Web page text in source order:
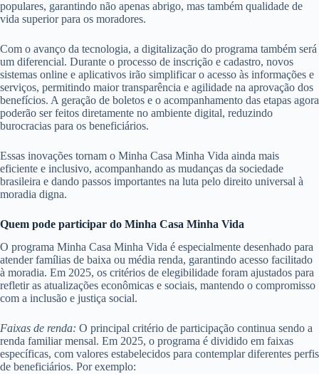
populares, garantindo não apenas abrigo, mas também qualidade de
vida superior para os moradores.
Com o avanço da tecnologia, a digitalização do programa também será
um diferencial. Durante o processo de inscrição e cadastro, novos
sistemas online e aplicativos irão simplificar o acesso às informações e
serviços, permitindo maior transparência e agilidade na aprovação dos
benefícios. A geração de boletos e o acompanhamento das etapas agora
poderão ser feitos diretamente no ambiente digital, reduzindo
burocracias para os beneficiários.
Essas inovações tornam o Minha Casa Minha Vida ainda mais
eficiente e inclusivo, acompanhando as mudanças da sociedade
brasileira e dando passos importantes na luta pelo direito universal à
moradia digna.
Quem pode participar do Minha Casa Minha Vida
O programa Minha Casa Minha Vida é especialmente desenhado para
atender famílias de baixa ou média renda, garantindo acesso facilitado
à moradia. Em 2025, os critérios de elegibilidade foram ajustados para
refletir as atualizações econômicas e sociais, mantendo o compromisso
com a inclusão e justiça social.
Faixas de renda: O principal critério de participação continua sendo a
renda familiar mensal. Em 2025, o programa é dividido em faixas
específicas, com valores estabelecidos para contemplar diferentes perfis
de beneficiários. Por exemplo: